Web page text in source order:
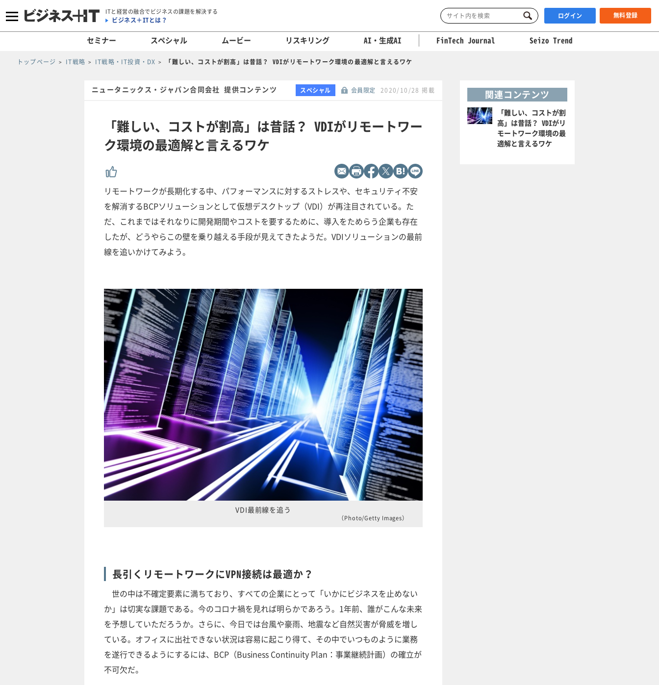
ITと経営の融合でビジネスの課題を解決する
ビジネス＋ITとは？ ログイン 無料登録
セミナー スペシャル ムービー リスキリング AI・生成AI FinTech Journal Seizo Trend
トップページ IT戦略 IT戦略・IT投資・DX 「難しい、コストが割高」は昔話？ VDIがリモートワーク環境の最適解と言えるワケ
ニュータニックス・ジャパン合同会社 提供コンテンツ スペシャル 会員限定 2020/10/28 掲載
「難しい、コストが割高」は昔話？ VDIがリモートワー
ク環境の最適解と言えるワケ
リモートワークが長期化する中、パフォーマンスに対するストレスや、セキュリティ不安
を解消するBCPソリューションとして仮想デスクトップ（VDI）が再注目されている。た
だ、これまではそれなりに開発期間やコストを要するために、導入をためらう企業も存在
したが、どうやらこの壁を乗り越える手段が見えてきたようだ。VDIソリューションの最前
線を追いかけてみよう。
VDI最前線を追う
（Photo/Getty Images）
長引くリモートワークにVPN接続は最適か？
世の中は不確定要素に満ちており、すべての企業にとって「いかにビジネスを止めない
か」は切実な課題である。今のコロナ禍を見れば明らかであろう。1年前、誰がこんな未来
を予想していただろうか。さらに、今日では台風や豪雨、地震など自然災害が脅威を増し
ている。オフィスに出社できない状況は容易に起こり得て、その中でいつものように業務
を遂行できるようにするには、BCP（Business Continuity Plan：事業継続計画）の確立が
不可欠だ。
関連コンテンツ
「難しい、コストが割
高」は昔話？ VDIがリ
モートワーク環境の最
適解と言えるワケ